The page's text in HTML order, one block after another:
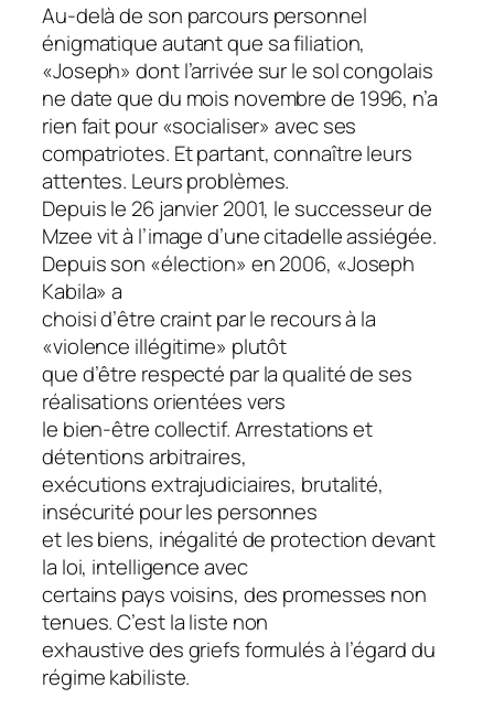
Au-delà de son parcours personnel
énigmatique autant que sa filiation,
«Joseph» dont l’arrivée sur le sol congolais
ne date que du mois novembre de 1996, n’a
rien fait pour «socialiser» avec ses
compatriotes. Et partant, connaître leurs
attentes. Leurs problèmes.
Depuis le 26 janvier 2001, le successeur de
Mzee vit à l’image d’une citadelle assiégée.
Depuis son «élection» en 2006, «Joseph
Kabila» a
choisi d’être craint par le recours à la
«violence illégitime» plutôt
que d’être respecté par la qualité de ses
réalisations orientées vers
le bien-être collectif. Arrestations et
détentions arbitraires,
exécutions extrajudiciaires, brutalité,
insécurité pour les personnes
et les biens, inégalité de protection devant
la loi, intelligence avec
certains pays voisins, des promesses non
tenues. C’est la liste non
exhaustive des griefs formulés à l’égard du
régime kabiliste.